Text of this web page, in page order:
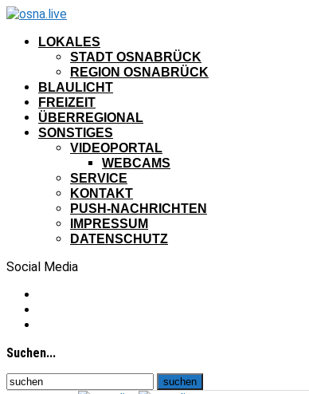
LOKALES
STADT OSNABRÜCK
REGION OSNABRÜCK
BLAULICHT
FREIZEIT
ÜBERREGIONAL
SONSTIGES
VIDEOPORTAL
WEBCAMS
SERVICE
KONTAKT
PUSH-NACHRICHTEN
IMPRESSUM
DATENSCHUTZ
Social Media
Suchen...